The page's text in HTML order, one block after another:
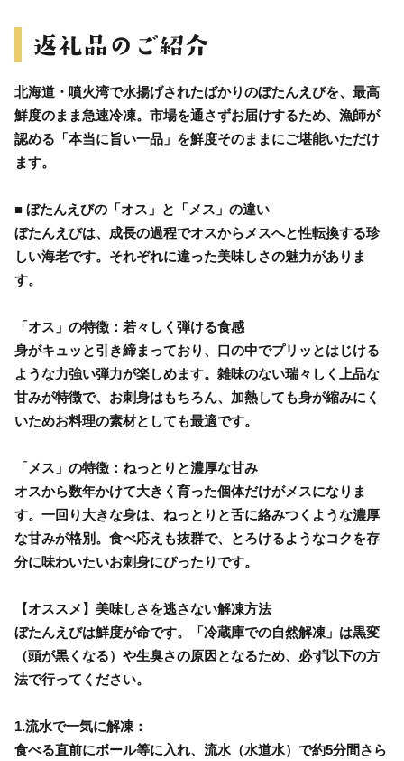
北海道・噴火湾で水揚げされたばかりのぼたんえびを、最高
鮮度のまま急速冷凍。市場を通さずお届けするため、漁師が
認める「本当に旨い一品」を鮮度そのままにご堪能いただけ
ます。
■ ぼたんえびの「オス」と「メス」の違い
ぼたんえびは、成長の過程でオスからメスへと性転換する珍
しい海老です。それぞれに違った美味しさの魅力がありま
す。
「オス」の特徴：若々しく弾ける食感
身がキュッと引き締まっており、口の中でプリッとはじける
ような力強い弾力が楽しめます。雑味のない瑞々しく上品な
甘みが特徴で、お刺身はもちろん、加熱しても身が縮みにく
いためお料理の素材としても最適です。
「メス」の特徴：ねっとりと濃厚な甘み
オスから数年かけて大きく育った個体だけがメスになりま
す。一回り大きな身は、ねっとりと舌に絡みつくような濃厚
な甘みが格別。食べ応えも抜群で、とろけるようなコクを存
分に味わいたいお刺身にぴったりです。
【オススメ】美味しさを逃さない解凍方法
ぼたんえびは鮮度が命です。「冷蔵庫での自然解凍」は黒変
（頭が黒くなる）や生臭さの原因となるため、必ず以下の方
法で行ってください。
1.流水で一気に解凍：
食べる直前にボール等に入れ、流水（水道水）で約5分間さら